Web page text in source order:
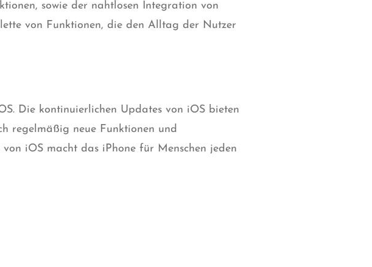
sowie der nahtlosen Integration von
von Funktionen, die den Alltag der Nutzer
Die kontinuierlichen Updates von iOS bieten
regelmäßig neue Funktionen und
iOS macht das iPhone für Menschen jeden